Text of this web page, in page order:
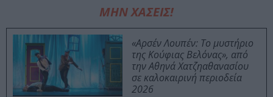
ΜΗΝ ΧΑΣΕΙΣ!
«Αρσέν Λουπέν: Το μυστήριο
της Κούφιας Βελόνας», από
την Αθηνά Χατζηαθανασίου
σε καλοκαιρινή περιοδεία
2026